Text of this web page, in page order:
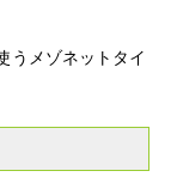
うメゾネットタイ